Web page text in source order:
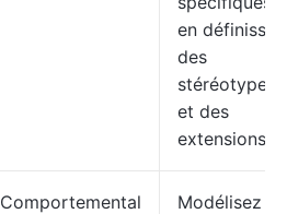
en
des
stéréotypes
et des
extensions.
Comportemental
Modélisez